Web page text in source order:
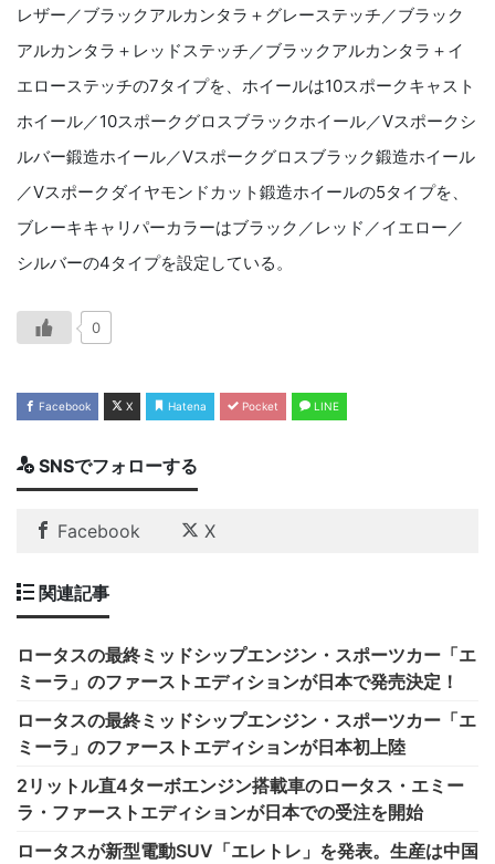
レザー／ブラックアルカンタラ＋グレーステッチ／ブラック
アルカンタラ＋レッドステッチ／ブラックアルカンタラ＋イ
エローステッチの7タイプを、ホイールは10スポークキャスト
ホイール／10スポークグロスブラックホイール／Vスポークシ
ルバー鍛造ホイール／Vスポークグロスブラック鍛造ホイール
／Vスポークダイヤモンドカット鍛造ホイールの5タイプを、
ブレーキキャリパーカラーはブラック／レッド／イエロー／
シルバーの4タイプを設定している。
0
Facebook X Hatena Pocket LINE
SNSでフォローする
Facebook X
関連記事
ロータスの最終ミッドシップエンジン・スポーツカー「エ
ミーラ」のファーストエディションが日本で発売決定！
ロータスの最終ミッドシップエンジン・スポーツカー「エ
ミーラ」のファーストエディションが日本初上陸
2リットル直4ターボエンジン搭載車のロータス・エミー
ラ・ファーストエディションが日本での受注を開始
ロータスが新型電動SUV「エレトレ」を発表。生産は中国